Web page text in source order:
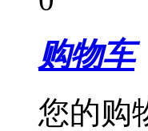
购物车
您的购